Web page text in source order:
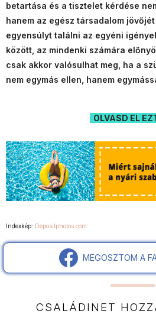
betartása és a tisztelet kérdése
hanem az egész társadalom
egyensúlyt találni az egyéni
között, az mindenki számára
csak akkor valósulhat meg, ha a
nem egymás ellen, hanem
OLVASD EL
Indexkép: Depositphotos.com
MEGOSZTOM A
CSALÁDINET